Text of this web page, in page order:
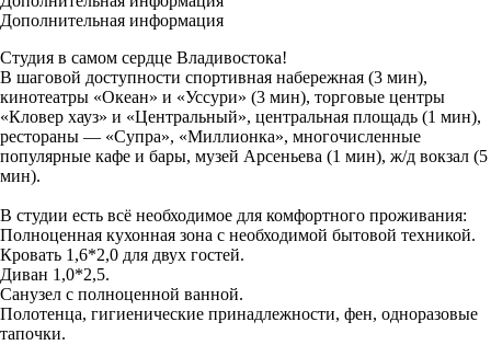
Дополнительная информация
Студия в самом сердце Владивостока!
В шаговой доступности спортивная набережная (3 мин),
кинотеатры «Океан» и «Уссури» (3 мин), торговые центры
«Кловер хауз» и «Центральный», центральная площадь (1 мин),
рестораны — «Супра», «Миллионка», многочисленные
популярные кафе и бары, музей Арсеньева (1 мин), ж/д вокзал (5
мин).
В студии есть всё необходимое для комфортного проживания:
Полноценная кухонная зона с необходимой бытовой техникой.
Кровать 1,6*2,0 для двух гостей.
Диван 1,0*2,5.
Санузел с полноценной ванной.
Полотенца, гигиенические принадлежности, фен, одноразовые
тапочки.